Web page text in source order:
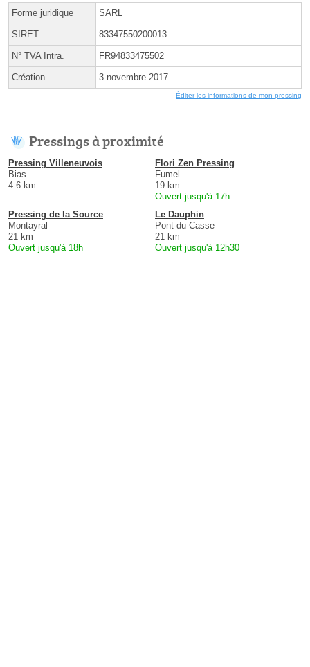
Forme juridique SARL
SIRET 83347550200013
N° TVA Intra. FR94833475502
Création 3 novembre 2017
Éditer les informations de mon pressing
Pressings à proximité
Pressing Villeneuvois
Bias
4.6 km
Flori Zen Pressing
Fumel
19 km
Ouvert jusqu'à 17h
Pressing de la Source
Montayral
21 km
Ouvert jusqu'à 18h
Le Dauphin
Pont-du-Casse
21 km
Ouvert jusqu'à 12h30